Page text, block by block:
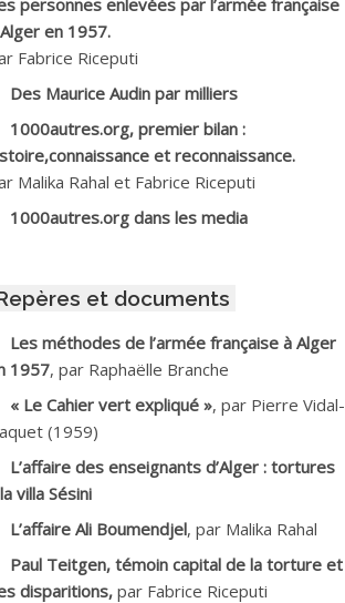
Kouider
Ahmed dit le Coiffeur
Mohamed
Salah *
M.*
Ali
Tahar
Ramdane *
en 1957.
Fabrice Riceputi
Des Maurice Audin par milliers
1000autres.org, premier bilan :
et reconnaissance.
Malika Rahal et Fabrice Riceputi
1000autres.org dans les media
et documents
Les méthodes de l’armée française à Alger
1957, par Raphaëlle Branche
« Le Cahier vert expliqué », par Pierre Vidal-
(1959)
L’affaire des enseignants d’Alger : tortures
villa Sésini
L’affaire Ali Boumendjel, par Malika Rahal
Paul Teitgen, témoin capital de la torture et
disparitions, par Fabrice Riceputi